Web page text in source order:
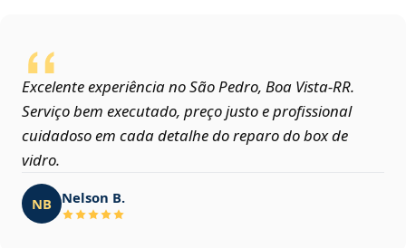
Excelente experiência no São Pedro, Boa Vista‑RR.
Serviço bem executado, preço justo e profissional
cuidadoso em cada detalhe do reparo do box de
vidro.
NB Nelson B.